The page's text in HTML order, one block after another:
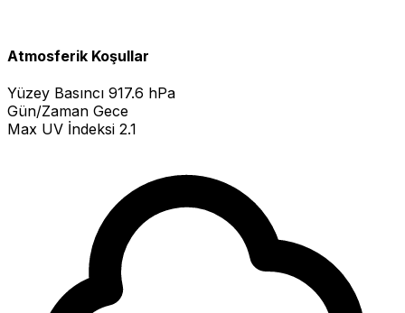
Atmosferik Koşullar
Yüzey Basıncı 917.6 hPa
Gün/Zaman Gece
Max UV İndeksi 2.1